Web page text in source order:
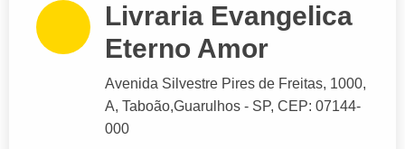
Livraria Evangelica
Eterno Amor
Avenida Silvestre Pires de Freitas, 1000,
A, Taboão,Guarulhos - SP, CEP: 07144-
000